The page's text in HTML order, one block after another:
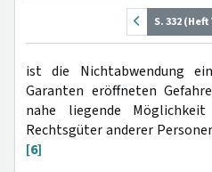
S. 332 (Heft
ist die Nichtabwendung
Garanten eröffneten
nahe liegende
Rechtsgüter anderer
[6]